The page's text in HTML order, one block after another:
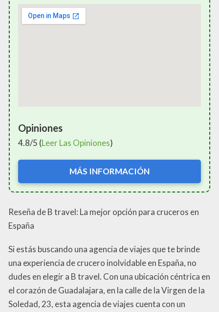
Opiniones
4.8/5 (Leer Las Opiniones)
MÁS INFORMACIÓN
Reseña de B travel: La mejor opción para cruceros en
España
Si estás buscando una agencia de viajes que te brinde
una experiencia de crucero inolvidable en España, no
dudes en elegir a B travel. Con una ubicación céntrica en
el corazón de Guadalajara, en la calle de la Virgen de la
Soledad, 23, esta agencia de viajes cuenta con un